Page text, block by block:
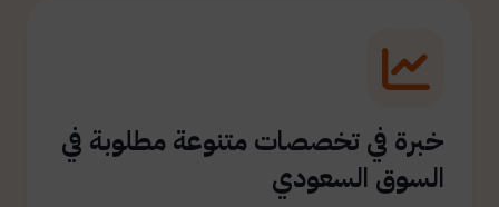
خبرة في تخصصات متنوعة مطلوبة في
السوق السعودي